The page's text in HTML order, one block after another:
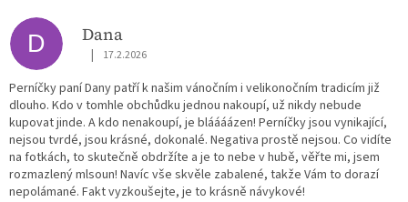
D Dana
Hodnocení obchodu je 5 z 5 hvězdiček.
| 17.2.2026
Perníčky paní Dany patří k našim vánočním i velikonočním tradicím již
dlouho. Kdo v tomhle obchůdku jednou nakoupí, už nikdy nebude
kupovat jinde. A kdo nenakoupí, je bláááázen! Perníčky jsou vynikající,
nejsou tvrdé, jsou krásné, dokonalé. Negativa prostě nejsou. Co vidíte
na fotkách, to skutečně obdržíte a je to nebe v hubě, věřte mi, jsem
rozmazlený mlsoun! Navíc vše skvěle zabalené, takže Vám to dorazí
nepolámané. Fakt vyzkoušejte, je to krásně návykové!